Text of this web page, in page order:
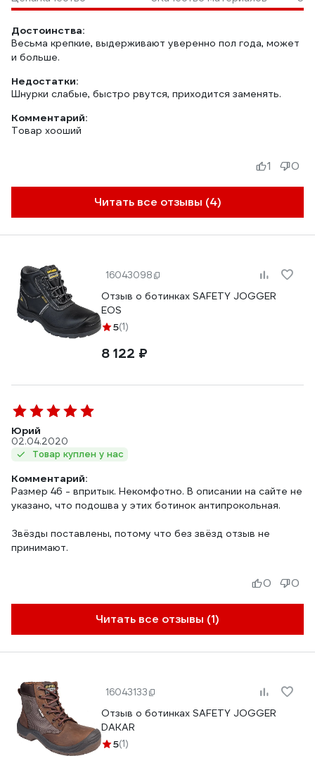
Достоинства:
Весьма крепкие, выдерживают уверенно пол года, может
и больше.
Недостатки:
Шнурки слабые, быстро рвутся, приходится заменять.
Комментарий:
Товар хооший
Читать все отзывы (4)
1 0
16043098
Отзыв о ботинках SAFETY JOGGER
EOS
5(1)
8 122 ₽
Юрий
02.04.2020
Товар куплен у нас
Комментарий:
Размер 46 - впритык. Некомфотно. В описании на сайте не
указано, что подошва у этих ботинок антипрокольная.
Звёзды поставлены, потому что без звёзд отзыв не
принимают.
Читать все отзывы (1)
0 0
16043133
Отзыв о ботинках SAFETY JOGGER
DAKAR
5(1)